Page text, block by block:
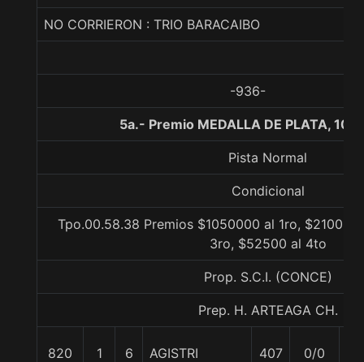
NO CORRIERON : TRIO BARACAIBO
-936-
5a.- Premio MEDALLA DE PLATA,
Pista Normal
Condicional
Tpo.00.58.38 Premios $1050000 al 1ro,
3ro, $52500 al 4to
Prop. S.C.I. (CONCE)
Prep. H. ARTEAGA CH.
820 1 6 AGISTRI 407 0/0